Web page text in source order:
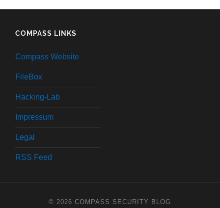
COMPASS LINKS
Compass Website
FileBox
Hacking-Lab
Impressum
Legal
RSS Feed
© 2026COMPASS SECURITY BLOG